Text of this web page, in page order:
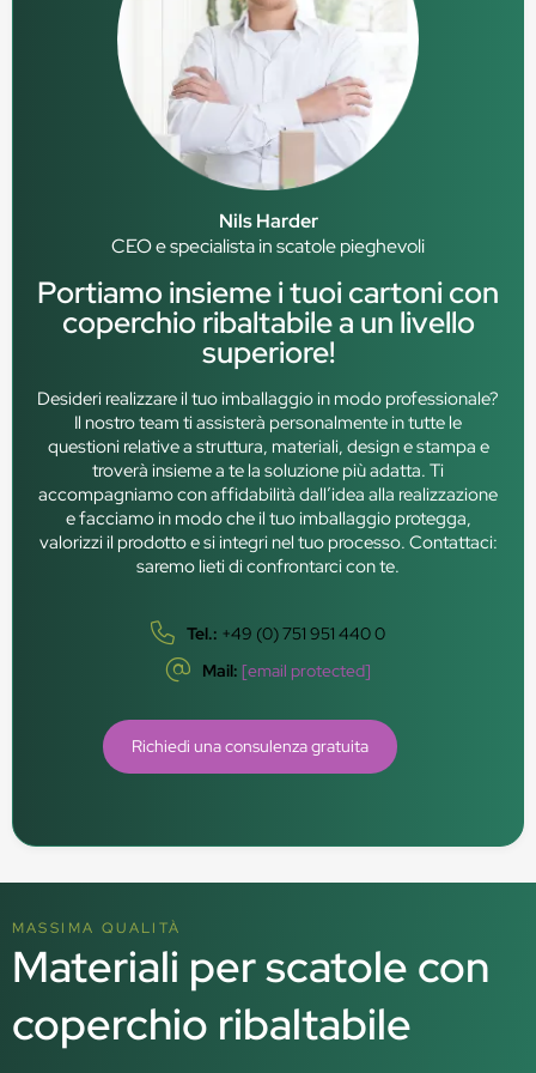
Nils Harder
CEO e specialista in scatole pieghevoli
Portiamo insieme i tuoi cartoni con
coperchio ribaltabile a un livello
superiore!
Desideri realizzare il tuo imballaggio in modo professionale?
Il nostro team ti assisterà personalmente in tutte le
questioni relative a struttura, materiali, design e stampa e
troverà insieme a te la soluzione più adatta. Ti
accompagniamo con affidabilità dall’idea alla realizzazione
e facciamo in modo che il tuo imballaggio protegga,
valorizzi il prodotto e si integri nel tuo processo. Contattaci:
saremo lieti di confrontarci con te.
Tel.: +49 (0) 751 951 440 0
Mail: [email protected]
Richiedi una consulenza gratuita
MASSIMA QUALITÀ
Materiali per scatole con
coperchio ribaltabile